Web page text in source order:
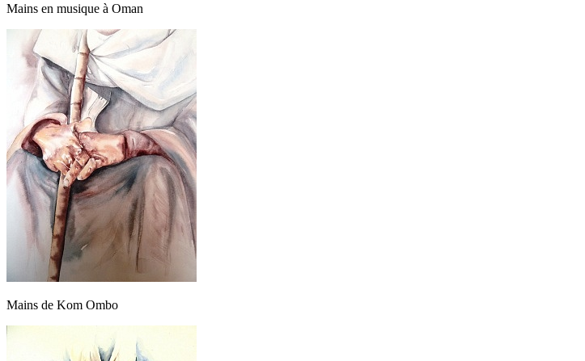
Mains en musique à Oman
Mains de Kom Ombo